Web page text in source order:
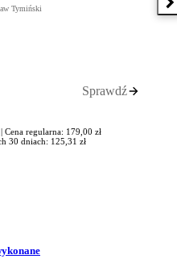
Tymiński
Sprawdź
Cena regularna: 179,00 zł
30 dniach: 125,31 zł